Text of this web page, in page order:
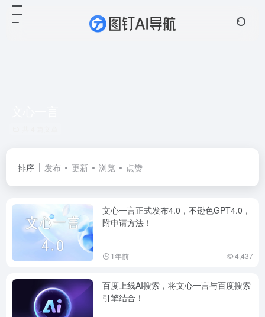
排序 发布 更新 浏览 点赞
文心一言正式发布4.0，不逊色GPT4.0，
附申请方法！
1年前 4,437
百度上线AI搜索，将文心一言与百度搜索
引擎结合！